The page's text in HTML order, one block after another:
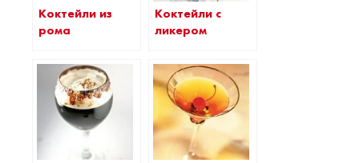
Коктейли из
рома
Коктейли с
ликером